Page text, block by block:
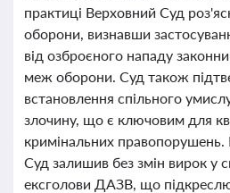
практиці Верховний Суд
оборони, визнавши
від озброєного нападу
меж оборони. Суд також
встановлення спільного
злочину, що є ключовим для
кримінальних правопорушень.
Суд залишив без змін вирок у
ексголови ДАЗВ, що